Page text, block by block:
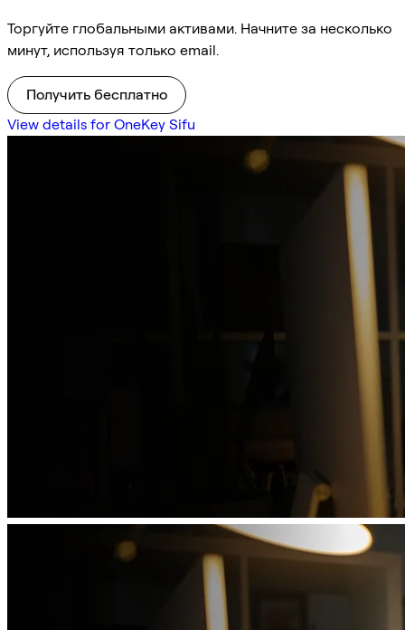
Торгуйте глобальными активами. Начните за несколько
минут, используя только email.
Получить бесплатно
View details for OneKey Sifu